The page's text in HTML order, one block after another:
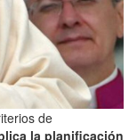
de
la planificación